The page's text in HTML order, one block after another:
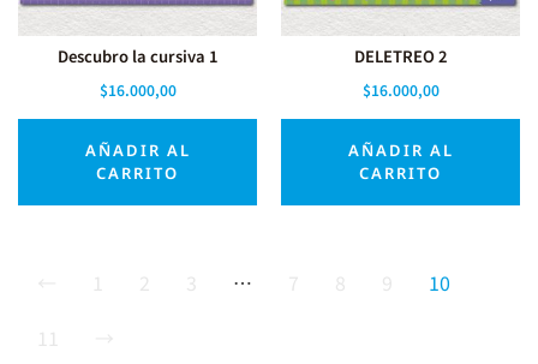
Descubro la cursiva 1
$16.000,00
AÑADIR AL
CARRITO
DELETREO 2
$16.000,00
AÑADIR AL
CARRITO
← 1 2 3 … 7 8 9
10
11
→